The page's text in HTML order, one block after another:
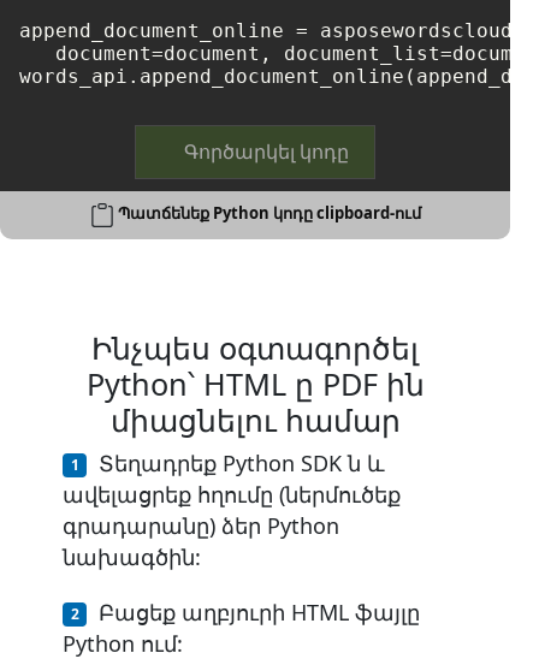
append_document_online =
document=document,
Գործարկել կոդը
Պատճենեք Python կոդը clipboard-ում
Ինչպես օգտագործել
Python՝ HTML ը PDF ին
միացնելու համար
Տեղադրեք Python SDK ն և
ավելացրեք հղումը (ներմուծեք
գրադարանը) ձեր Python
նախագծին:
Բացեք աղբյուրի HTML ֆայլը
Python ում: